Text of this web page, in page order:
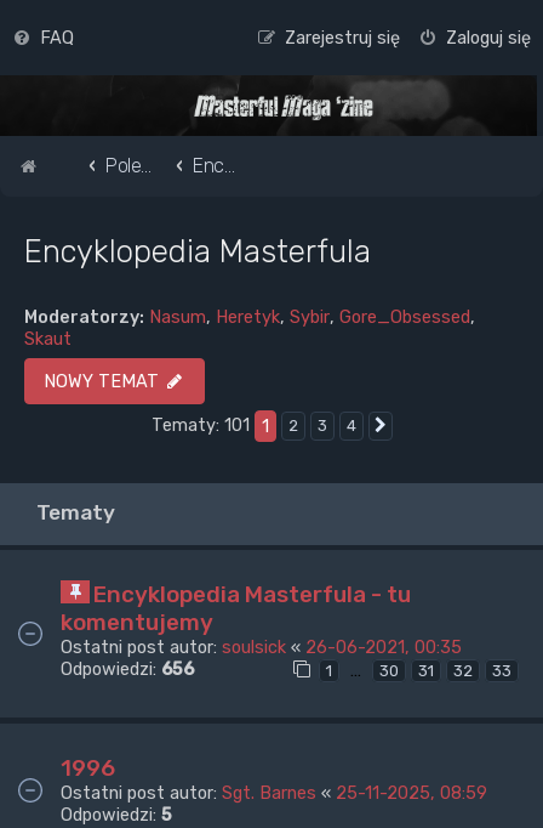
FAQ Zaloguj się
Zarejestruj się
Strona główna
Pole do popisu... Encyklopedia Masterfula
Encyklopedia Masterfula
Moderatorzy: Nasum, Heretyk, Sybir, Gore_Obsessed,
Skaut
NOWY TEMAT
Tematy: 101
1 2 3 4
Tematy
Encyklopedia Masterfula - tu
komentujemy
Ostatni post autor: soulsick « 26-06-2021, 00:35
Odpowiedzi: 656 1 … 30 31 32 33
1996
Ostatni post autor: Sgt. Barnes « 25-11-2025, 08:59
Odpowiedzi: 5